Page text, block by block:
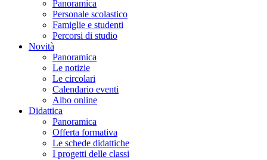
Panoramica
Personale scolastico
Famiglie e studenti
Percorsi di studio
Novità
Panoramica
Le notizie
Le circolari
Calendario eventi
Albo online
Didattica
Panoramica
Offerta formativa
Le schede didattiche
I progetti delle classi